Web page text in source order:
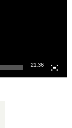
21:36